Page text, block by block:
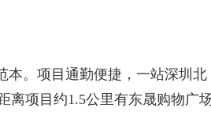
。项目通勤便捷，一站深圳北
离项目约1.5公里有东晟购物广